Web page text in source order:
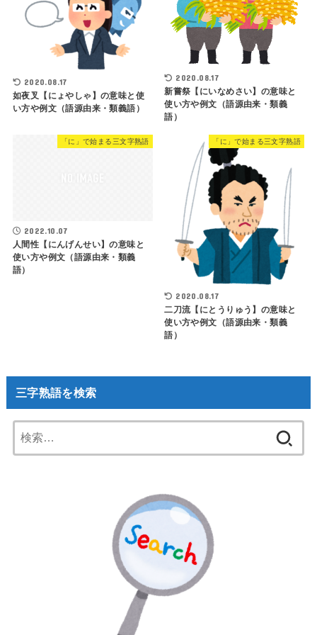
2020.08.17
如夜叉【にょやしゃ】の意味と使
い方や例文（語源由来・類義語）
2020.08.17
新嘗祭【にいなめさい】の意味と
使い方や例文（語源由来・類義
語）
「に」で始まる三文字熟語
2022.10.07
人間性【にんげんせい】の意味と
使い方や例文（語源由来・類義
語）
「に」で始まる三文字熟語
2020.08.17
二刀流【にとうりゅう】の意味と
使い方や例文（語源由来・類義
語）
三字熟語を検索
索: